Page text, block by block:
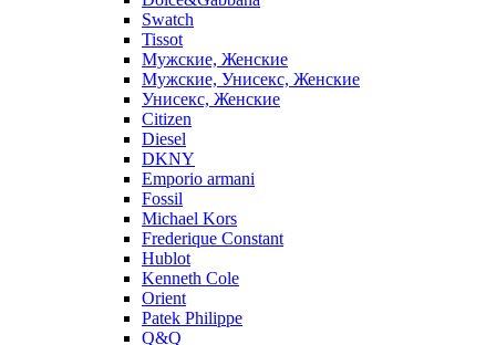
Swatch
Tissot
Мужские, Женские
Мужские, Унисекс, Женские
Унисекс, Женские
Citizen
Diesel
DKNY
Emporio armani
Fossil
Michael Kors
Frederique Constant
Hublot
Kenneth Cole
Orient
Patek Philippe
Q&Q